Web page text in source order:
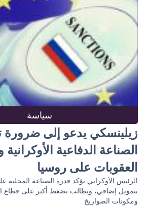
سياسة
زيلينسكي يدعو إلى ضرورة
الصناعة الدفاعية
العقوبات على روسيا
الرئيس الأوكراني يؤكد قدرة الصناعة المحلية
بتمويل إضافي، ويطالب بضغط أكبر على قطاع
ومكونات الصواريخ